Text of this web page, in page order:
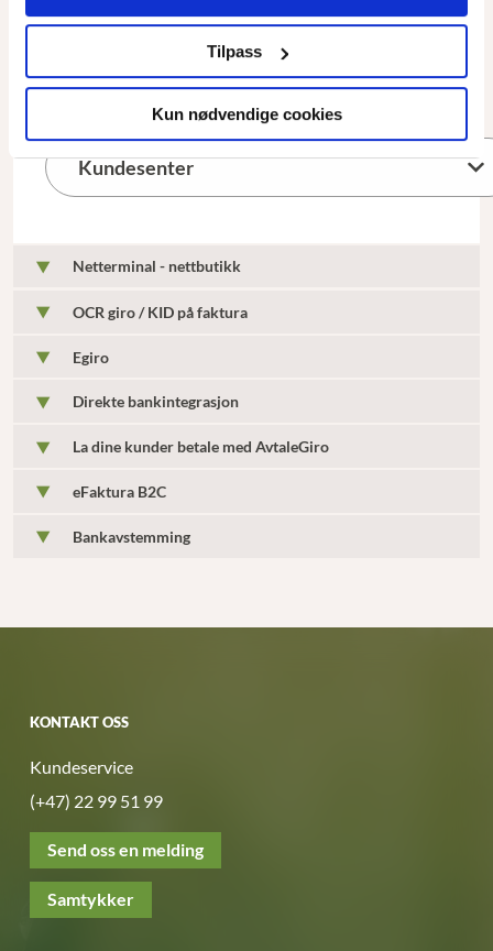
Tilpass
Kun nødvendige cookies
bankaxept.no
Når du har inngått avtale med
BankAxept vil du kunne ta tjenestene i bruk, og dine
kunder kan betale med BankAxept.
Netterminal - nettbutikk
OCR giro / KID på faktura
Egiro
Direkte bankintegrasjon
La dine kunder betale med AvtaleGiro
eFaktura B2C
Bankavstemming
KONTAKT OSS
Kundeservice
(+47) 22 99 51 99
Send oss en melding
Samtykker